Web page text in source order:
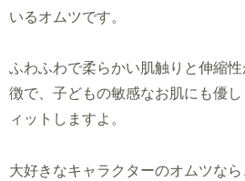
いるオムツです。
ふわふわで柔らかい肌触り と伸縮
徴で、子どもの敏感なお肌にも優し
ィットしますよ 。
大好きなキャラクターのオムツなら